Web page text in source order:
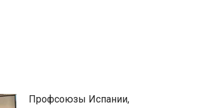
Профсоюзы Испании,